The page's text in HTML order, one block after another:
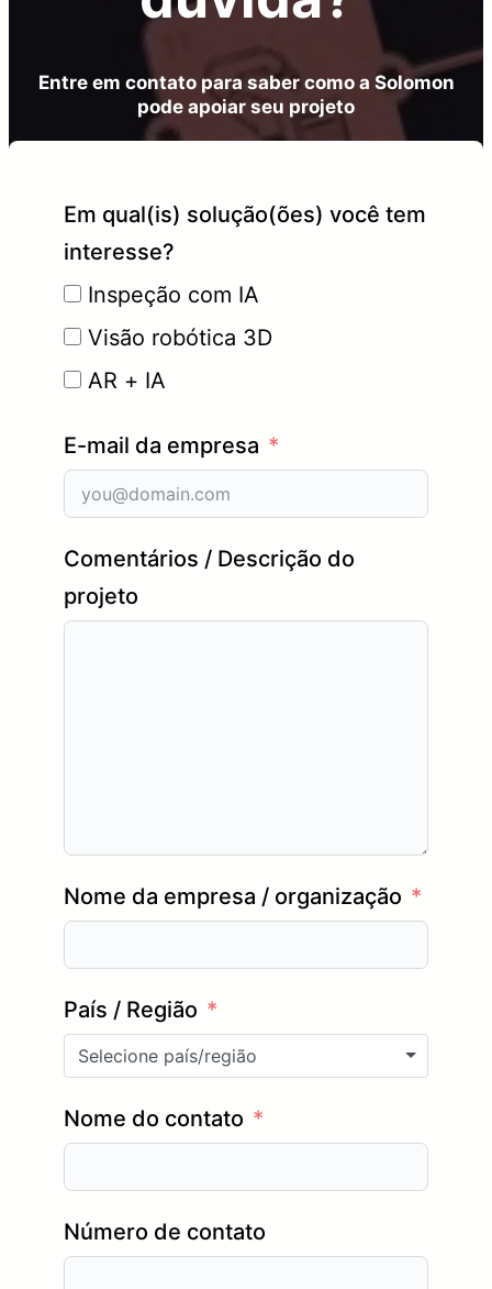
Entre em contato para saber como a Solomon
pode apoiar seu projeto
Em qual(is) solução(ões) você tem
interesse?
Inspeção com IA
Visão robótica 3D
AR + IA
E-mail da empresa
Comentários / Descrição do
projeto
Nome da empresa / organização
País / Região
Selecione país/região
Nome do contato
Número de contato